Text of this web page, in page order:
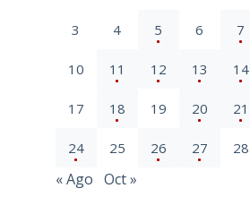
3 4 5 6 7
10 11 12 13 14
17 18 19 20 21
24 25 26 27 28
« Ago Oct »